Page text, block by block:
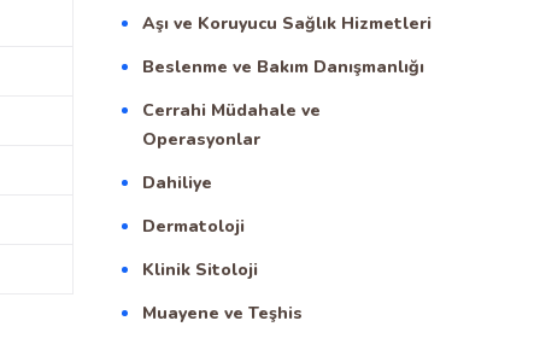
Aşı ve Koruyucu Sağlık Hizmetleri
Beslenme ve Bakım Danışmanlığı
Cerrahi Müdahale ve
Operasyonlar
Dahiliye
Dermatoloji
Klinik Sitoloji
Muayene ve Teşhis